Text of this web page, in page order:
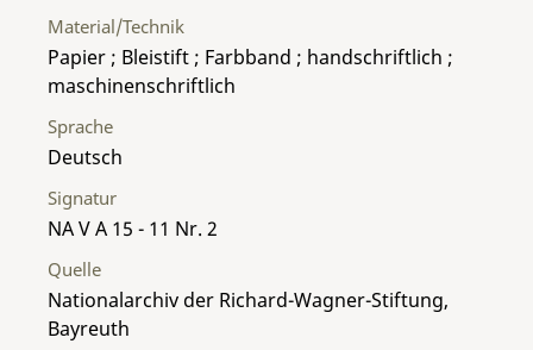
Material/Technik
Papier ; Bleistift ; Farbband ; handschriftlich ;
maschinenschriftlich
Sprache
Deutsch
Signatur
NA V A 15 - 11 Nr. 2
Quelle
Nationalarchiv der Richard-Wagner-Stiftung,
Bayreuth